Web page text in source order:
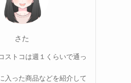
さた
ストコは週１くらいで通っ
入った商品などを紹介して